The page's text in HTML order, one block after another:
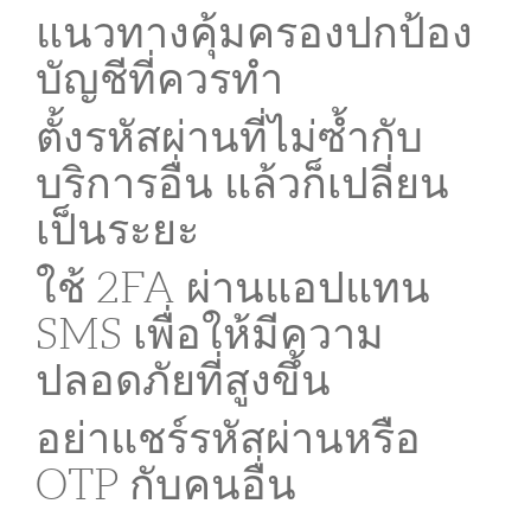
แนวทางคุ้มครองปกป้อง
บัญชีที่ควรทำ
ตั้งรหัสผ่านที่ไม่ซ้ำกับ
บริการอื่น แล้วก็เปลี่ยน
เป็นระยะ
ใช้ 2FA ผ่านแอปแทน
SMS เพื่อให้มีความ
ปลอดภัยที่สูงขึ้น
อย่าแชร์รหัสผ่านหรือ
OTP กับคนอื่น